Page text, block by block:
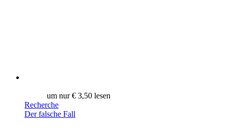
um nur € 3,50 lesen
Recherche
Der falsche Fall